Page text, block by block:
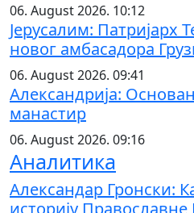
06. August 2026. 10:12
Јерусалим:
новог амбасадора
06. August 2026. 09:41
Александрија:
манастир
06. August 2026. 09:16
Аналитика
Александар Гронски:
историју Православне